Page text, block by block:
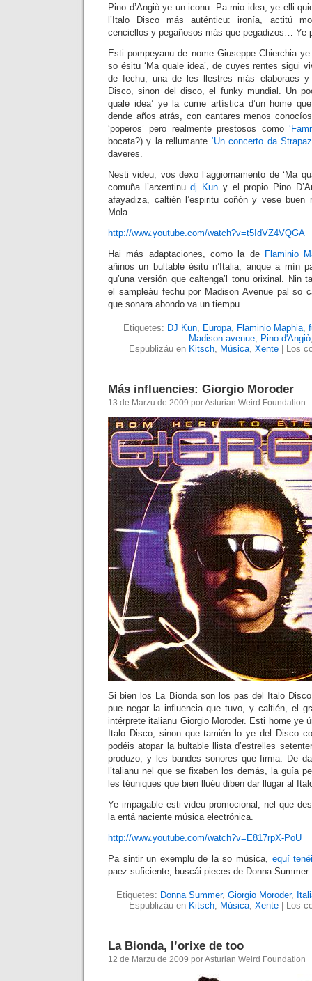
Pino d’Angiò ye un iconu. Pa mio idea, ye elli
l’Italo Disco más auténticu: ironía, actitú
cenciellos y pegañosos más que pegadizos… Ye
Esti pompeyanu de nome Giuseppe Chierchia
so ésitu ‘Ma quale idea’, de cuyes rentes sigui
de fechu, una de les llestres más elaboraes
Disco, sinon del disco, el funky mundial. Un
quale idea’ ye la cume artística d’un home
dende años atrás, con cantares menos
‘poperos’ pero realmente prestosos como
bocata?) y la rellumante ‘Un concerto da
daveres.
Nesti videu, vos dexo l’aggiornamento de ‘Ma
comuña l’arxentinudj Kun y el propio Pino
afayadiza, caltién l’espiritu coñón y vese
Mola.
http://www.youtube.com/watch?v=t5IdVZ4VQGA
Hai más adaptaciones, como la de Flaminio
añinos un bultable ésitu n’Italia, anque a mín
qu’una versión que caltenga’l tonu orixinal. Nin
el sampleáu fechu por Madison Avenue pal so
que sonara abondo va un tiempu.
Etiquetes: DJ Kun, Europa, Flaminio Maphia,
Madison avenue, Pino d'Angiò
Espublizáu en Kitsch, Música, Xente| Los
Más influencies: Giorgio Moroder
13 de Marzu de 2009 por Asturian Weird Foundation
Si bien los La Bionda son los pas del Italo
pue negar la influencia que tuvo, y caltién, el
intérprete italianu Giorgio Moroder. Esti home ye
Italo Disco, sinon que tamién lo ye del Disco
podéis atopar la bultable llista d’estrelles
produzo, y les bandes sonores que firma. De
l’talianu nel que se fixaben los demás, la guía
les téuniques que bien lluéu diben dar llugar al
Ye impagable esti videu promocional, nel que
la entá naciente música electrónica.
http://www.youtube.com/watch?v=E817rpX-PoU
Pa sintir un exemplu de la so música, equí
paez suficiente, buscái pieces de Donna Summer.
Etiquetes: Donna Summer, Giorgio Moroder,
Espublizáu en Kitsch, Música, Xente| Los
La Bionda, l’orixe de too
12 de Marzu de 2009 por Asturian Weird Foundation